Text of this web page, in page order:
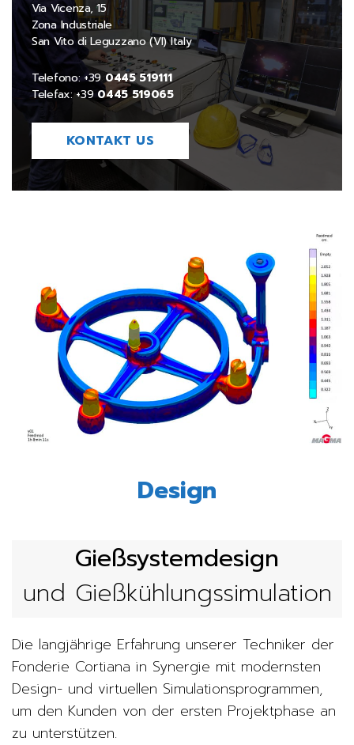
Via Vicenza, 15
Zona Industriale
San Vito di Leguzzano (VI) Italy
Telefono: +390445 519111
Telefax: +390445 519065
KONTAKT US
Design
Gießsystemdesign
und Gießkühlungssimulation
Die langjährige Erfahrung unserer Techniker der
Fonderie Cortiana in Synergie mit modernsten
Design- und virtuellen Simulationsprogrammen,
um den Kunden von der ersten Projektphase an
zu unterstützen.